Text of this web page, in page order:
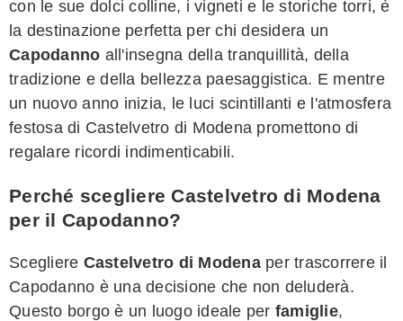
con le sue dolci colline, i vigneti e le storiche torri, è
la destinazione perfetta per chi desidera un
Capodanno all'insegna della tranquillità, della
tradizione e della bellezza paesaggistica. E mentre
un nuovo anno inizia, le luci scintillanti e l'atmosfera
festosa di Castelvetro di Modena promettono di
regalare ricordi indimenticabili.
Perché scegliere Castelvetro di Modena
per il Capodanno?
Scegliere Castelvetro di Modenaper trascorrere il
Capodanno è una decisione che non deluderà.
Questo borgo è un luogo ideale per famiglie,